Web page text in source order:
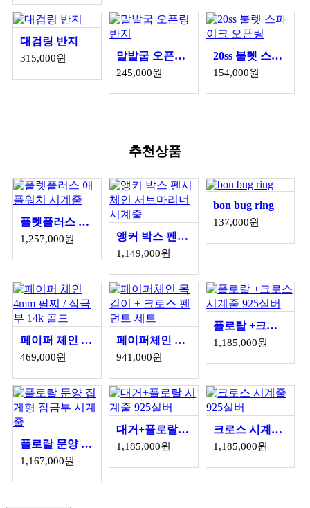
대검링 반지
315,000원 말발굽 오픈링 반지
245,000원
20ss 불렛 스파이크 오픈링
154,000원
추천상품
플렛플러스 애플워치 시계줄
1,257,000원 앵커 박스 펜시체인 서브마리너 시계줄
1,149,000원
bon bug ring
137,000원
페이퍼 체인 4mm 팔찌 / 잠금부 14k 골드
469,000원
페이퍼체인 목걸이 + 크로스 펜던트 세트
941,000원
플로랄 +크로스 시계줄 925실버
1,185,000원
플로랄 문양 집게형 잠금부 시계줄
1,167,000원
대거+플로랄 시계줄 925실버
1,185,000원
크로스 시계줄 925실버
1,185,000원